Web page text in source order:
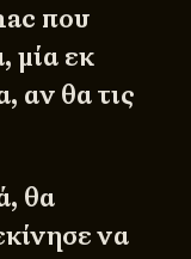
που
μία εκ
αν θα τις
θα
να